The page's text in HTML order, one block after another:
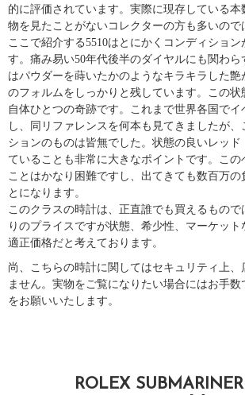
的に評価されています。実際に現存している
物を見たことがないコレクターの方も多いので
ここで紹介する5510はとにかくコンディショ
す。痛み易い50年代後半のダイヤルにも関わら
はパウダーを蒔いたかのようなキラキラした
のフォルムをしっかりと残しています。この状
自体ひとつの奇跡です。これまで世界各国でイ
し、同リファレンスを何本も見てきましたが、
ションのものは皆無でした。状態の良いレッ
ていることも非常に大きなポイントです。この
ことはかなり困難ですし、出てきても数百万の
とになります。
このクラスの時計は、正直誰でも買えるもので
りのプライスですが状態、希少性、マーケット
適正価格だと考えております。
尚、こちらの時計に関してはセキュリティ上、
ません。実物をご覧になりたい場合にはお手
をお願いいたします。
ROLEX SUBMARINER